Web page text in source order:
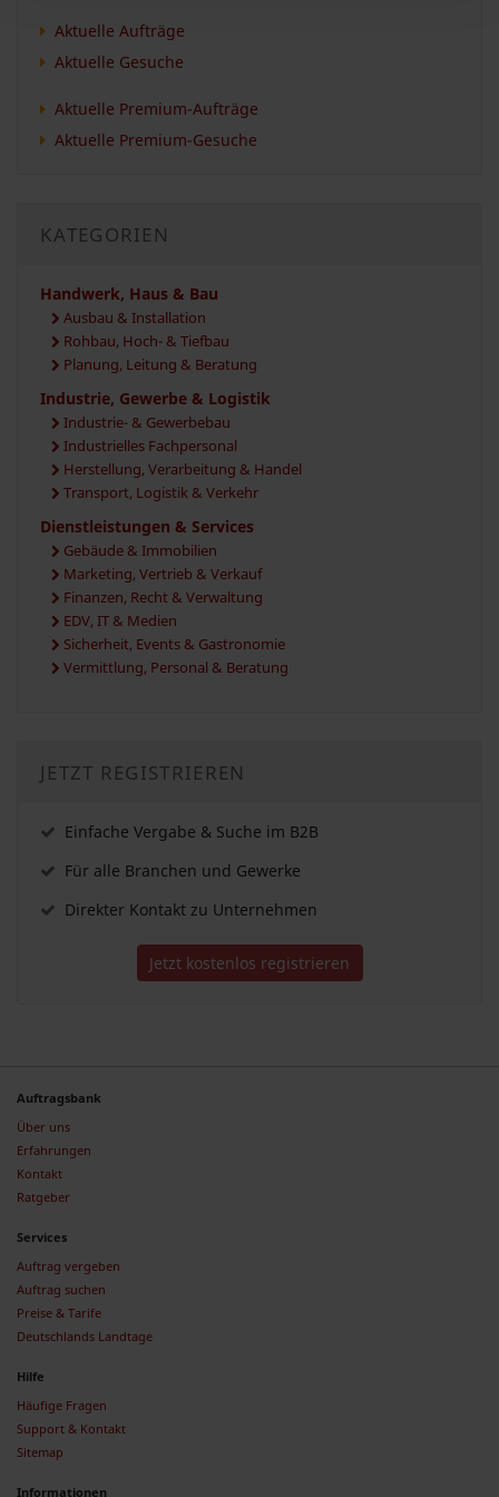
Aktuelle Aufträge
Aktuelle Gesuche
Aktuelle Premium-Aufträge
Aktuelle Premium-Gesuche
KATEGORIEN
Handwerk, Haus & Bau
Ausbau & Installation
Rohbau, Hoch- & Tiefbau
Planung, Leitung & Beratung
Industrie, Gewerbe & Logistik
Industrie- & Gewerbebau
Industrielles Fachpersonal
Herstellung, Verarbeitung & Handel
Transport, Logistik & Verkehr
Dienstleistungen & Services
Gebäude & Immobilien
Marketing, Vertrieb & Verkauf
Finanzen, Recht & Verwaltung
EDV, IT & Medien
Sicherheit, Events & Gastronomie
Vermittlung, Personal & Beratung
JETZT REGISTRIEREN
Einfache Vergabe & Suche im B2B
Für alle Branchen und Gewerke
Direkter Kontakt zu Unternehmen
Jetzt kostenlos registrieren
Auftragsbank
Über uns
Erfahrungen
Kontakt
Ratgeber
Services
Auftrag vergeben
Auftrag suchen
Preise & Tarife
Deutschlands Landtage
Hilfe
Häufige Fragen
Support & Kontakt
Sitemap
Informationen